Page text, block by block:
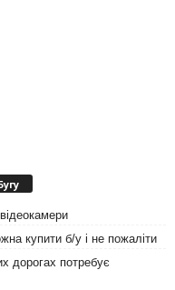
купити б/у і не пожаліти
дорогах потребує